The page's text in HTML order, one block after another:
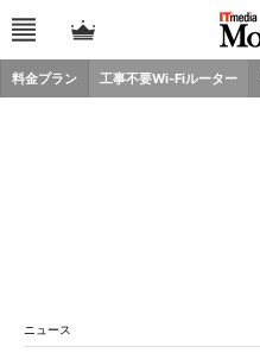
料金プラン 工事不要Wi-Fiルーター
ニュース